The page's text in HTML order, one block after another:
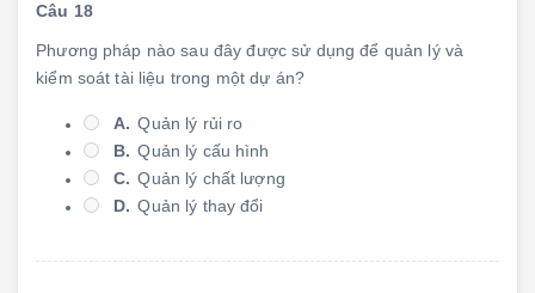
Câu 18
Phương pháp nào sau đây được sử dụng để quản lý và
kiểm soát tài liệu trong một dự án?
A. Quản lý rủi ro
B. Quản lý cấu hình
C. Quản lý chất lượng
D. Quản lý thay đổi